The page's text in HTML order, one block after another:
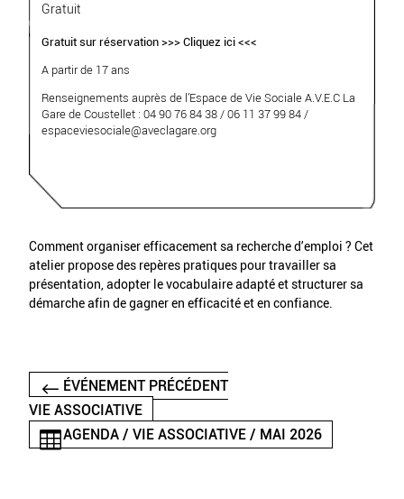
Gratuit
Gratuit sur réservation >>> Cliquez ici <<<
A partir de 17 ans
Renseignements auprès de l’Espace de Vie Sociale A.V.E.C La
Gare de Coustellet : 04 90 76 84 38 / 06 11 37 99 84 /
espaceviesociale@aveclagare.org
Comment organiser efficacement sa recherche d’emploi ? Cet
atelier propose des repères pratiques pour travailler sa
présentation, adopter le vocabulaire adapté et structurer sa
démarche afin de gagner en efficacité et en confiance.
ÉVÉNEMENT PRÉCÉDENT
VIE ASSOCIATIVE
AGENDA / VIE ASSOCIATIVE / MAI 2026